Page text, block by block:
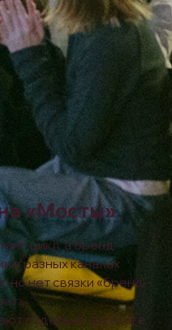
«Мосты»
цикл, а бренд
в разных каналах
нет связки «бренд –
отдельно, а в итоге